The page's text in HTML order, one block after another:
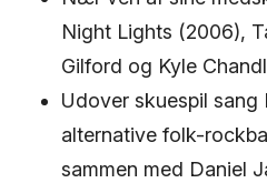
Night Lights (2006),
Gilford og Kyle
Udover skuespil sang
alternative folk-
sammen med Daniel